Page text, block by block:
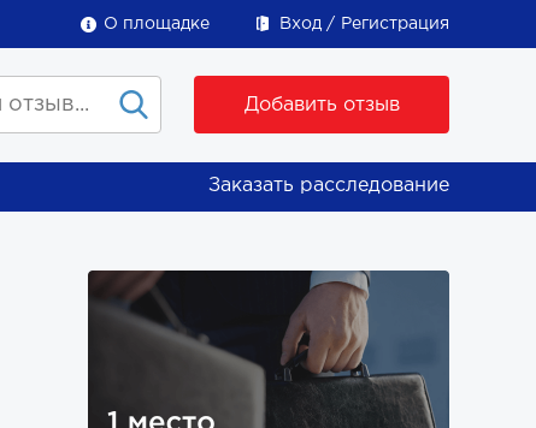
О площадке Вход Регистрация
Добавить отзыв
Заказать расследование